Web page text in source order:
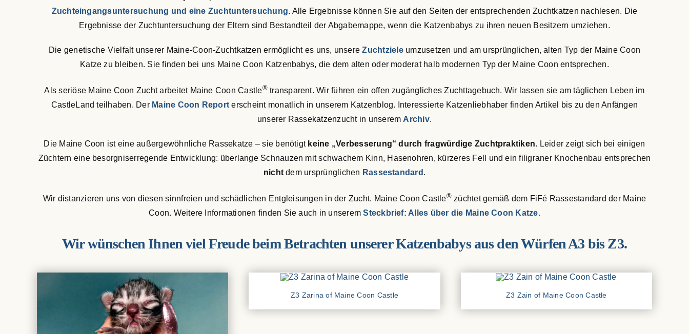
Zuchteingangsuntersuchung und eine Zuchtuntersuchung. Alle Ergebnisse können Sie auf den Seiten der entsprechenden Zuchtkatzen nachlesen. Die
Ergebnisse der Zuchtuntersuchung der Eltern sind Bestandteil der Abgabemappe, wenn die Katzenbabys zu ihren neuen Besitzern umziehen.
Die genetische Vielfalt unserer Maine-Coon-Zuchtkatzen ermöglicht es uns, unsereZuchtzieleumzusetzen und am ursprünglichen, alten Typ der Maine Coon
Katze zu bleiben. Sie finden bei uns Maine Coon Katzenbabys, die dem alten oder moderat halb modernen Typ der Maine Coon entsprechen.
Als seriöse Maine Coon Zucht arbeitet Maine Coon Castle®transparent. Wir führen ein offen zugängliches Zuchttagebuch. Wir lassen sie am täglichen Leben im
CastleLand teilhaben. Der Maine Coon Report erscheint monatlich in unserem Katzenblog. Interessierte Katzenliebhaber finden Artikel bis zu den Anfängen
unserer Rassekatzenzucht in unserem Archiv.
Die Maine Coon ist eine außergewöhnliche Rassekatze – sie benötigt keine „Verbesserung“ durch fragwürdige Zuchtpraktiken. Leider zeigt sich bei einigen
Züchtern eine besorgniserregende Entwicklung: überlange Schnauzen mit schwachem Kinn, Hasenohren, kürzeres Fell und ein filigraner Knochenbau entsprechen
nicht dem ursprünglichen Rassestandard .
Wir distanzieren uns von diesen sinnfreien und schädlichen Entgleisungen in der Zucht. Maine Coon Castle®züchtet gemäß dem FiFé Rassestandard der Maine
Coon. Weitere Informationen finden Sie auch in unseremSteckbrief: Alles über die Maine Coon Katze.
Wir wünschen Ihnen viel Freude beim Betrachten unserer Katzenbabys aus den Würfen A3 bis Z3.
Z3 Zarina of Maine Coon Castle Z3 Zain of Maine Coon Castle